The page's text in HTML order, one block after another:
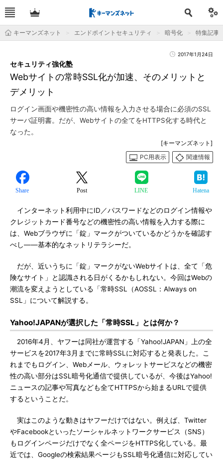
キーマンズネット エンドポイントセキュリティ 暗号化 特集記事
2017年1月24日
Webサイトの常時SSL化が加速、そのメリットと
デメリット
セキュリティ強化塾
ログイン画面や機密性の高い情報を入力させる場合に必須のSSL
サーバ証明書。だが、Webサイトの全てをHTTPS化する時代と
なった。
[キーマンズネット]
PC用表示
関連情報
Share Post LINE Hatena
インターネット利用中にID／パスワードなどのログイン情報や
クレジットカード番号などの機密性の高い情報を入力する際に
は、Webブラウザに「錠」マークがついているかどうかを確認す
べし――基本的なネットリテラシーだ。
だが、近いうちに「錠」マークがないWebサイトは、全て「危
険なサイト」と認識される日がくるかもしれない。今回はWebの
潮流を変えようとしている「常時SSL（AOSSL：Always on
SSL」について解説する。
Yahoo!JAPANが選択した「常時SSL」とは何か？
2016年4月、ヤフーは同社が運営する「Yahoo!JAPAN」上の全
サービスを2017年3月までに常時SSLに対応すると発表した。こ
れまでもログイン、Webメール、ウォレットサービスなどの機密
性の高い部分はSSL暗号化通信で提供しているが、今後はYahoo!
ニュースの記事や写真なども全てHTTPSから始まるURLで提供
するということだ。
実はこのような動きはヤフーだけではない。例えば、Twitter
やFacebookといったソーシャルネットワークサービス（SNS）
もログインページだけでなく全ページをHTTPS化している。最
近では、Googleの検索結果ページもSSL暗号化通信に対応してい